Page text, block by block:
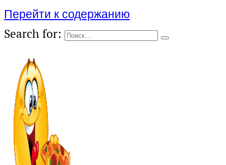
Перейти к содержанию
Search for: